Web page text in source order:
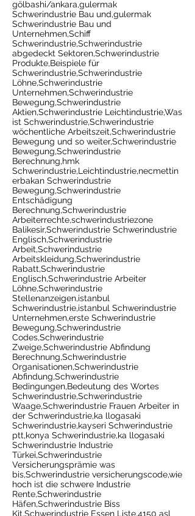
gölbashi/ankara,gulermak
Schwerindustrie Bau und,gulermak
Schwerindustrie Bau und
Unternehmen,Schiff
Schwerindustrie,Schwerindustrie
abgedeckt Sektoren,Schwerindustrie
Produkte,Beispiele für
Schwerindustrie,Schwerindustrie
Löhne,Schwerindustrie
Unternehmen,Schwerindustrie
Bewegung,Schwerindustrie
Aktien,Schwerindustrie Leichtindustrie,Was
ist Schwerindustrie,Schwerindustrie
wöchentliche Arbeitszeit,Schwerindustrie
Bewegung und so weiter,Schwerindustrie
Bewegung,Schwerindustrie
Berechnung,hmk
Schwerindustrie,Leichtindustrie,necmettin
erbakan Schwerindustrie
Bewegung,Schwerindustrie
Entschädigung
Berechnung,Schwerindustrie
Arbeiterrechte,schwerindustriezone
Balikesir,Schwerindustrie Schwerindustrie
Englisch,Schwerindustrie
Arbeit,Schwerindustrie
Arbeitskleidung,Schwerindustrie
Rabatt,Schwerindustrie
Englisch,Schwerindustrie Arbeiter
Löhne,Schwerindustrie
Stellenanzeigen,istanbul
Schwerindustrie,istanbul Schwerindustrie
Unternehmen,erste Schwerindustrie
Bewegung,Schwerindustrie
Codes,Schwerindustrie
Zweige,Schwerindustrie Abfindung
Berechnung,Schwerindustrie
Organisationen,Schwerindustrie
Abfindung,Schwerindustrie
Bedingungen,Bedeutung des Wortes
Schwerindustrie,Schwerindustrie
Waage,Schwerindustrie Frauen Arbeiter in
der Schwerindustrie,ka llogasaki
Schwerindustrie,kayseri Schwerindustrie
ptt,konya Schwerindustrie,ka llogasaki
Schwerindustrie Industrie
Türkei,Schwerindustrie
Versicherungsprämie was
bis,Schwerindustrie versicherungscode,wie
hoch ist die schwere Industrie
Rente,Schwerindustrie
Häfen,Schwerindustrie Biss
Kit,Schwerindustrie Essen Liste,4150 asl